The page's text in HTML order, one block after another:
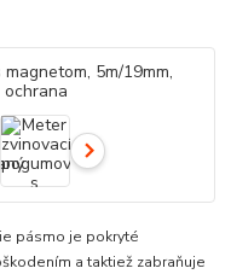
pásmo je pokryté
a taktiež zabraňuje